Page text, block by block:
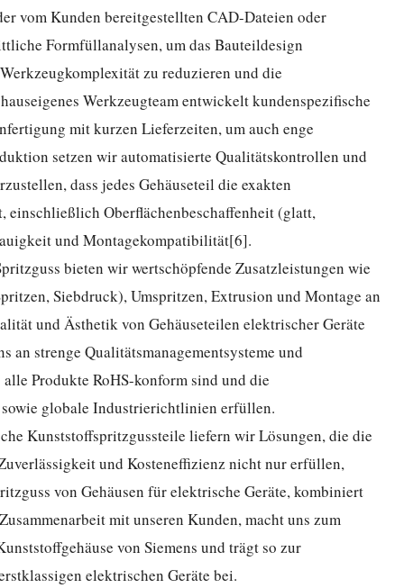
vom Kunden bereitgestellten CAD-Dateien oder
Formfüllanalysen, um das Bauteildesign
zu reduzieren und die
Werkzeugteam entwickelt kundenspezifische
mit kurzen Lieferzeiten, um auch enge
setzen wir automatisierte Qualitätskontrollen und
dass jedes Gehäuseteil die exakten
Oberflächenbeschaffenheit (glatt,
und Montagekompatibilität[6].
bieten wir wertschöpfende Zusatzleistungen wie
Siebdruck), Umspritzen, Extrusion und Montage an
und Ästhetik von Gehäuseteilen elektrischer Geräte
strenge Qualitätsmanagementsysteme und
Produkte RoHS-konform sind und die
globale Industrierichtlinien erfüllen.
Kunststoffspritzgussteile liefern wir Lösungen, die die
und Kosteneffizienz nicht nur erfüllen,
von Gehäusen für elektrische Geräte, kombiniert
mit unseren Kunden, macht uns zum
von Siemens und trägt so zur
elektrischen Geräte bei.